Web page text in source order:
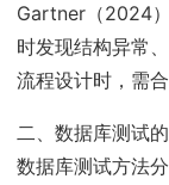
Gartner（2024
时发现结构异常
流程设计时，需
二、数据库测试
数据库测试方法